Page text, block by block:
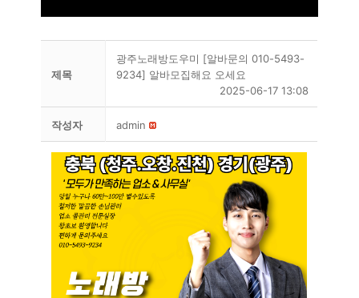
제목
광주노래방도우미 [알바문의 010-5493-
9234] 알바모집해요 오세요
2025-06-17 13:08
작성자 admin